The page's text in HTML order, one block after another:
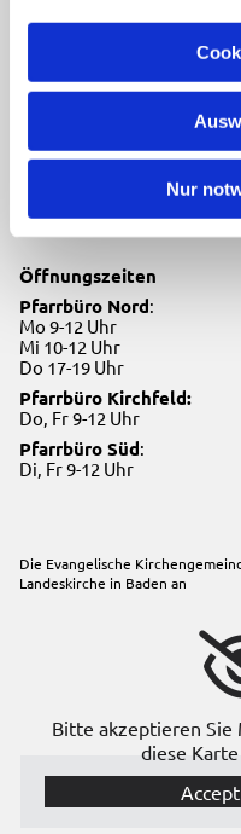
Nur
Evangelische
Neureuter Hauptstraße
Telefon:0721-706134
Öffnungszeiten
Pfarrbüro Nord:
Mo 9-12 Uhr
Mi 10-12 Uhr
Do 17-19 Uhr
Pfarrbüro Kirchfeld:
Do, Fr 9-12 Uhr
Pfarrbüro Süd:
Di, Fr 9-12 Uhr
Die Evangelische
Landeskirche in Baden an
Bitte akzeptieren Sie
diese